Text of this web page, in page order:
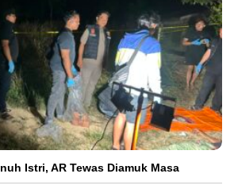
Istri, AR Tewas Diamuk Masa